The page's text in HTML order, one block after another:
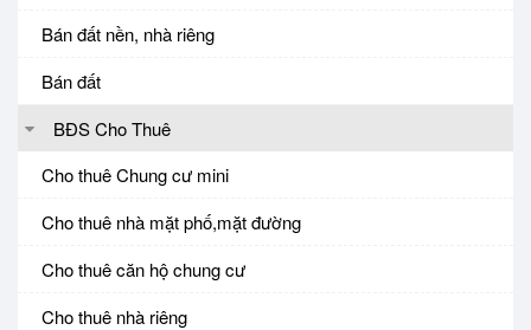
Bán đất nền, nhà riêng
Bán đất
BĐS Cho Thuê
Cho thuê Chung cư mini
Cho thuê nhà mặt phố,mặt đường
Cho thuê căn hộ chung cư
Cho thuê nhà riêng